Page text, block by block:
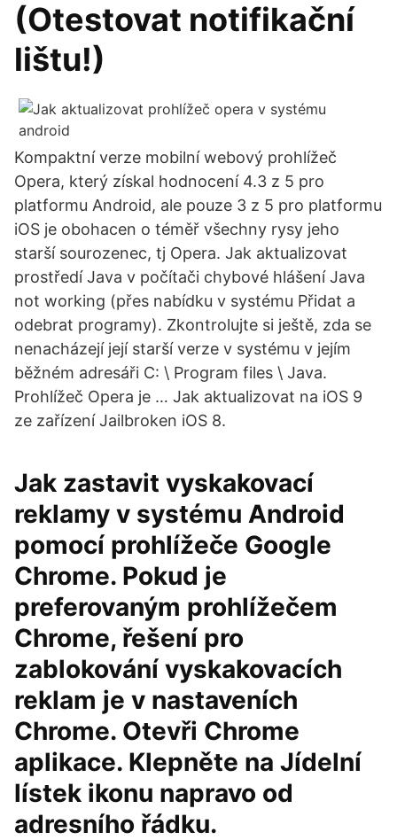
(Otestovat notifikační
lištu!)
Kompaktní verze mobilní webový prohlížeč
Opera, který získal hodnocení 4.3 z 5 pro
platformu Android, ale pouze 3 z 5 pro platformu
iOS je obohacen o téměř všechny rysy jeho
starší sourozenec, tj Opera. Jak aktualizovat
prostředí Java v počítači chybové hlášení Java
not working (přes nabídku v systému Přidat a
odebrat programy). Zkontrolujte si ještě, zda se
nenacházejí její starší verze v systému v jejím
běžném adresáři C: \ Program files \ Java.
Prohlížeč Opera je … Jak aktualizovat na iOS 9
ze zařízení Jailbroken iOS 8.
Jak zastavit vyskakovací
reklamy v systému Android
pomocí prohlížeče Google
Chrome. Pokud je
preferovaným prohlížečem
Chrome, řešení pro
zablokování vyskakovacích
reklam je v nastaveních
Chrome. Otevři Chrome
aplikace. Klepněte na Jídelní
lístek ikonu napravo od
adresního řádku.